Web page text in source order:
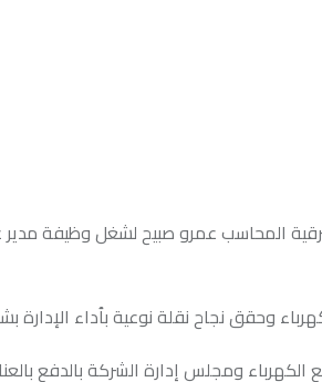
المحاسب عمرو صبيح لشغل وظيفة
وحقق نجاح نقلة نوعية بٱداء
ومجلس إدارة الشركة بالدفع